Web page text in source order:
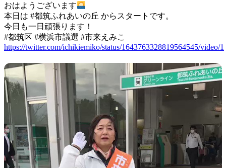
おはようございます
本日は #都筑ふれあいの丘 からスタートです。
今日も一日頑張ります！
#都筑区 #横浜市議選 #市来えみこ
https://twitter.com/ichikiemiko/status/1643763328819564545/video/1